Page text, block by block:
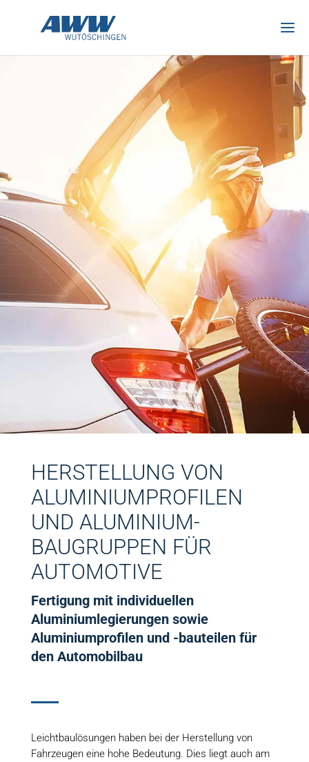
HERSTELLUNG VON
ALUMINIUMPROFILEN
UND ALUMINIUM­
BAUGRUPPEN FÜR
AUTOMOTIVE
Fertigung mit individuellen
Aluminiumlegierungen sowie
Aluminiumprofilen und -bauteilen für
den Automobilbau
Leichtbaulösungen haben bei der Herstellung von
Fahrzeugen eine hohe Bedeutung. Dies liegt auch am